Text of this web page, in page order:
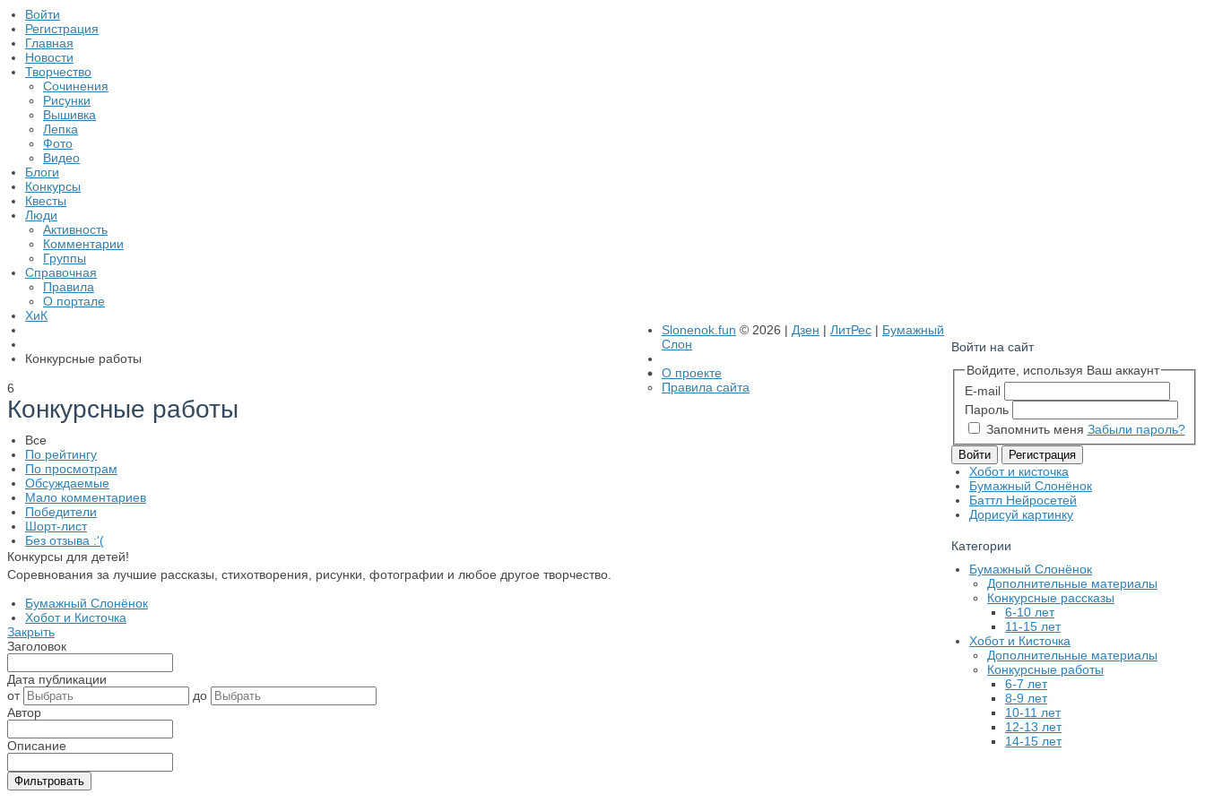
Войти
Регистрация
Главная
Новости
Творчество
Сочинения
Рисунки
Вышивка
Лепка
Фото
Видео
Блоги
Конкурсы
Квесты
Люди
Активность
Комментарии
Группы
Справочная
Правила
О портале
ХиК
Конкурсные работы
6
Конкурсные работы
Все
По рейтингу
По просмотрам
Обсуждаемые
Мало комментариев
Победители
Шорт-лист
Без отзыва :'(
Конкурсы для детей!
Соревнования за лучшие рассказы, стихотворения, рисунки, фотографии и любое другое творчество.
Бумажный Слонёнок
Хобот и Кисточка
Закрыть
Заголовок
Дата публикации
от
до
Автор
Описание
Войти на сайт
Войдите, используя Ваш аккаунт
E-mail
Пароль
Запомнить меня Забыли пароль?
Хобот и кисточка
Бумажный Слонёнок
Баттл Нейросетей
Дорисуй картинку
Категории
Бумажный Слонёнок
Дополнительные материалы
Конкурсные рассказы
6-10 лет
11-15 лет
Хобот и Кисточка
Дополнительные материалы
Конкурсные работы
6-7 лет
8-9 лет
10-11 лет
12-13 лет
14-15 лет
Slonenok.fun © 2026 | Дзен | ЛитРес | Бумажный
Слон
О проекте
Правила сайта